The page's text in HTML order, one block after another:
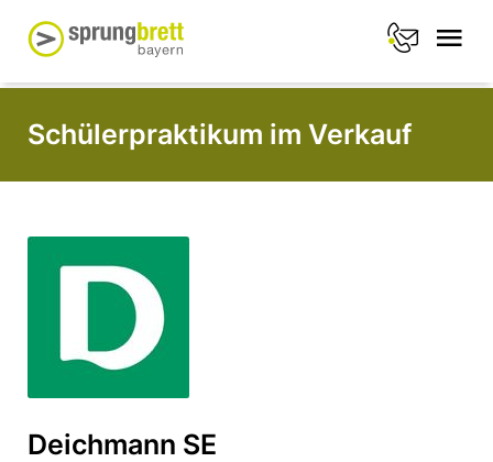
Schülerpraktikum im Verkauf
Deichmann SE